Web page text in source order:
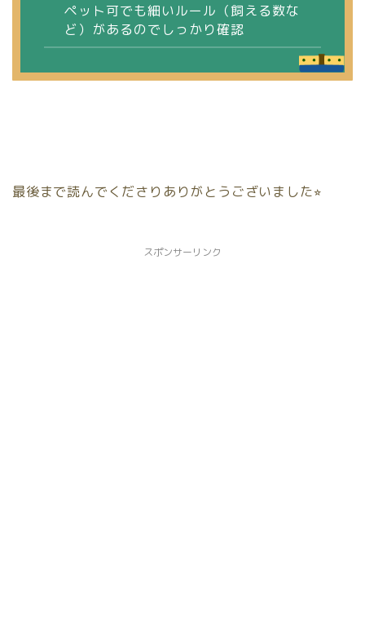
ペット可でも細いルール（飼える数な
ど）があるのでしっかり確認
最後まで読んでくださりありがとうございました⭐︎
スポンサーリンク